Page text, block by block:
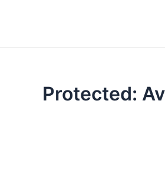
Protected: